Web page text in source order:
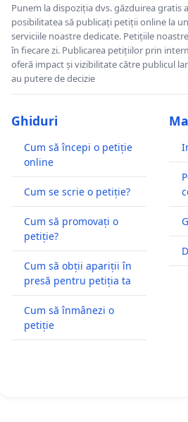
Punem la dispoziția dvs. găzduirea gratis
posibilitatea să publicați petiții online la
serviciile noastre dedicate. Petițiile
în fiecare zi. Publicarea petițiilor prin
oferă impact și vizibilitate către publicul
au putere de decizie
Ghiduri
Cum să începi o petiție
online
Cum se scrie o petiție?
Cum să promovați o
petiție?
Cum să obții apariții în
presă pentru petiția ta
Cum să înmânezi o
petiție